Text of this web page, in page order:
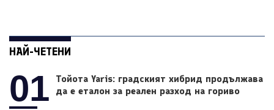
НАЙ-ЧЕТЕНИ
01
Тойота Yaris: градският хибрид продължава
да е еталон за реален разход на гориво